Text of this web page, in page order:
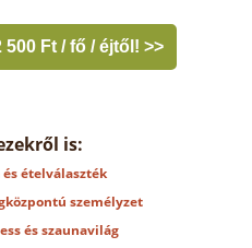
Ft / fő / éjtől! >>
is:
ételválaszték
személyzet
és szaunavilág